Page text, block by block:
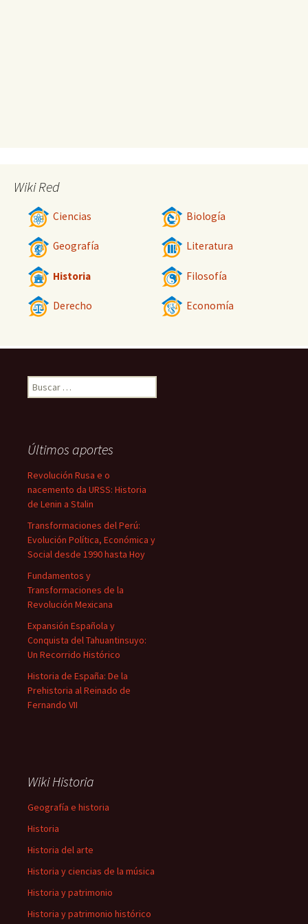
Wiki Red
Ciencias Biología
Geografía Literatura
Historia Filosofía
Derecho Economía
Buscar:
Últimos aportes
Revolución Rusa e o
nacemento da URSS: Historia
de Lenin a Stalin
Transformaciones del Perú:
Evolución Política, Económica y
Social desde 1990 hasta Hoy
Fundamentos y
Transformaciones de la
Revolución Mexicana
Expansión Española y
Conquista del Tahuantinsuyo:
Un Recorrido Histórico
Historia de España: De la
Prehistoria al Reinado de
Fernando VII
Wiki Historia
Geografía e historia
Historia
Historia del arte
Historia y ciencias de la música
Historia y patrimonio
Historia y patrimonio histórico